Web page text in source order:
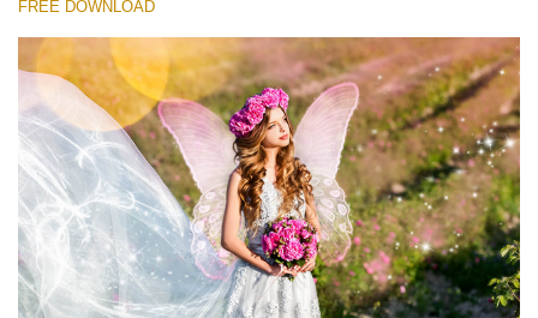
Light Sparkling
(740 Overlays)
Large 6000*4000px
Entire Collection
(1783 Overlays)
Large 6000*4000px
FREE DOWNLOAD